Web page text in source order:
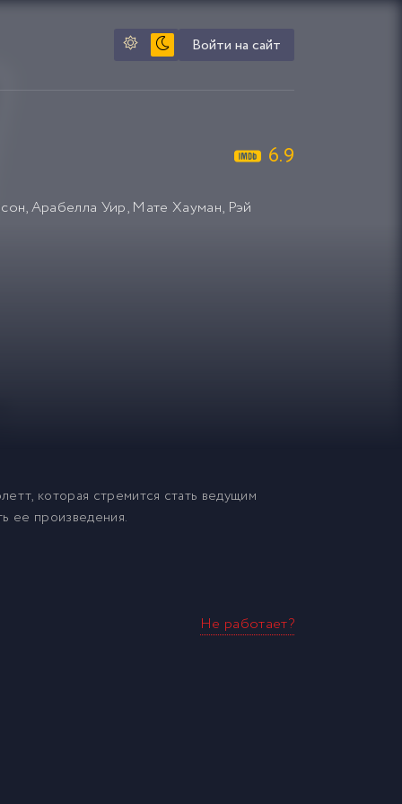
Войти на сайт
6.9
,Арабелла Уир, Мате Хауман, Рэй
которая стремится стать ведущим
ее произведения.
Не работает?